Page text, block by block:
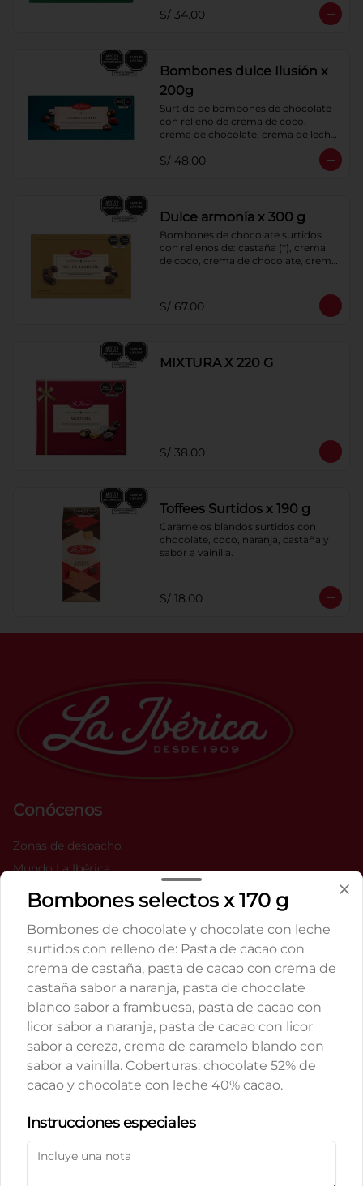
de chocolate: 52% cacao.
S/ 34.00
Bombones dulce Ilusión x
200g
Surtido de bombones de chocolate
con relleno de crema de coco,
crema de chocolate, crema de leche,
relleno de crema de castaña con
pasta de cacao, confitura de ciruela,
chocolate con leche 40% cacao.
Cobertura de chocolate: 52% cacao.
S/ 48.00
Dulce armonía x 300 g
Bombones de chocolate surtidos
con rellenos de: castaña (*), crema
de coco, crema de chocolate, crema
castaña con pasta de cacao,
confitura de ciruela, mazapán de
Castaña, sólo se incluyen en la
S/ 67.00
MIXTURA X 220 G
S/ 38.00
Toffees Surtidos x 190 g
Caramelos blandos surtidos con
chocolate, coco, naranja, castaña y
sabor a vainilla.
S/ 18.00
Conócenos
Zonas de despacho
Mundo La Ibérica
Nuestro Chocolate
Libro de Reclamaciones
Política de privacidad
Redes sociales
Instagram
Mi cuenta
Política de Cookies
Haga clic en Aceptar para permitir que Justo use
cookies a fin de personalizar este sitio, publicar
Bombones selectos x 170 g
Bombones de chocolate y chocolate con leche
surtidos con relleno de: Pasta de cacao con
crema de castaña, pasta de cacao con crema de
castaña sabor a naranja, pasta de chocolate
blanco sabor a frambuesa, pasta de cacao con
licor sabor a naranja, pasta de cacao con licor
sabor a cereza, crema de caramelo blando con
sabor a vainilla. Coberturas: chocolate 52% de
cacao y chocolate con leche 40% cacao.
Instrucciones especiales